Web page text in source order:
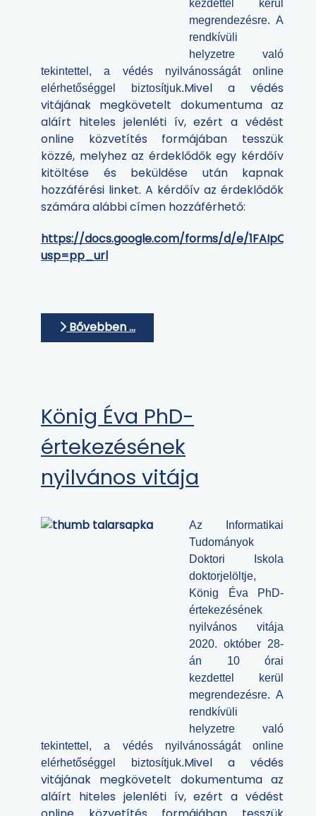
kezdettel kerül
megrendezésre. A
rendkívüli
helyzetre való
tekintettel, a védés nyilvánosságát online
elérhetőséggel biztosítjuk.Mivel a védés
vitájának megkövetelt dokumentuma az
aláírt hiteles jelenléti ív, ezért a védést
online közvetítés formájában tesszük
közzé, melyhez az érdeklődők egy kérdőív
kitöltése és beküldése után kapnak
hozzáférési linket. A kérdőív az érdeklődők
számára alábbi címen hozzáférhető:
https://docs.google.com/forms/d/e/
usp=pp_url
Bővebben …
König Éva PhD-
értekezésének
nyilvános vitája
Az Informatikai
Tudományok
Doktori Iskola
doktorjelöltje,
König Éva PhD-
értekezésének
nyilvános vitája
2020. október 28-
án 10 órai
kezdettel kerül
megrendezésre. A
rendkívüli
helyzetre való
tekintettel, a védés nyilvánosságát online
elérhetőséggel biztosítjuk.Mivel a védés
vitájának megkövetelt dokumentuma az
aláírt hiteles jelenléti ív, ezért a védést